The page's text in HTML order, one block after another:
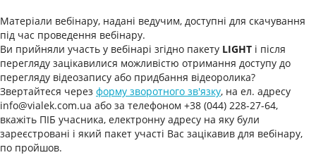
Матеріали вебінару, надані ведучим, доступні для скачування
під час проведення вебінару.
Ви прийняли участь у вебінарі згідно пакету LIGHT і після
перегляду зацікавилися можливістю отримання доступу до
перегляду відеозапису або придбання відеоролика?
Звертайтеся через форму зворотного зв'язку, на ел. адресу
info@vialek.com.ua або за телефоном +38 (044) 228-27-64,
вкажіть ПІБ учасника, електронну адресу на яку були
зареєстровані і який пакет участі Вас зацікавив для вебінару,
по пройшов.